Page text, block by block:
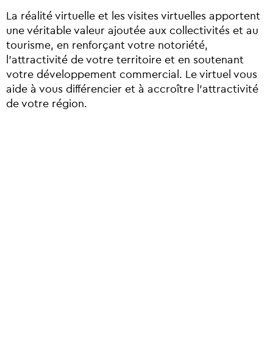
La réalité virtuelle et les visites virtuelles apportent
une véritable valeur ajoutée aux collectivités et au
tourisme, en renforçant votre notoriété,
l’attractivité de votre territoire et en soutenant
votre développement commercial. Le virtuel vous
aide à vous différencier et à accroître l’attractivité
de votre région.